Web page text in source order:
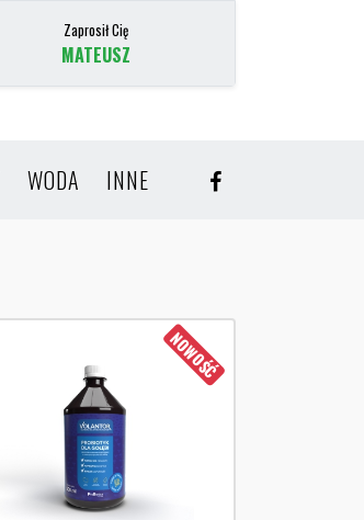
Zaprosił Cię
MATEUSZ
WODA INNE
NOWOŚĆ